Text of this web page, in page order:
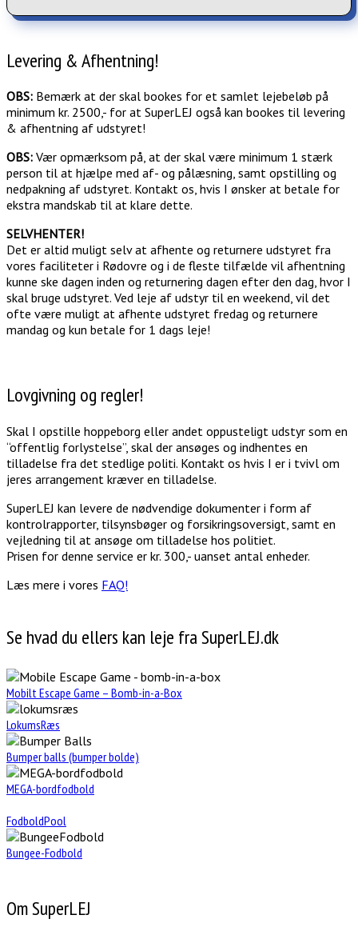
Levering & Afhentning!
OBS: Bemærk at der skal bookes for et samlet lejebeløb på
minimum kr. 2500,- for at SuperLEJ også kan bookes til levering
& afhentning af udstyret!
OBS: Vær opmærksom på, at der skal være minimum 1 stærk
person til at hjælpe med af- og pålæsning, samt opstilling og
nedpakning af udstyret. Kontakt os, hvis I ønsker at betale for
ekstra mandskab til at klare dette.
SELVHENTER!
Det er altid muligt selv at afhente og returnere udstyret fra
vores faciliteter i Rødovre og i de fleste tilfælde vil afhentning
kunne ske dagen inden og returnering dagen efter den dag, hvor I
skal bruge udstyret. Ved leje af udstyr til en weekend, vil det
ofte være muligt at afhente udstyret fredag og returnere
mandag og kun betale for 1 dags leje!
Lovgivning og regler!
Skal I opstille hoppeborg eller andet oppusteligt udstyr som en
“offentlig forlystelse”, skal der ansøges og indhentes en
tilladelse fra det stedlige politi. Kontakt os hvis I er i tvivl om
jeres arrangement kræver en tilladelse.
SuperLEJ kan levere de nødvendige dokumenter i form af
kontrolrapporter, tilsynsbøger og forsikringsoversigt, samt en
vejledning til at ansøge om tilladelse hos politiet.
Prisen for denne service er kr. 300,- uanset antal enheder.
Læs mere i vores FAQ!
Se hvad du ellers kan leje fra SuperLEJ.dk
Mobilt Escape Game – Bomb-in-a-Box
LokumsRæs
Bumper balls (bumper bolde)
MEGA-bordfodbold
FodboldPool
Bungee-Fodbold
Om SuperLEJ